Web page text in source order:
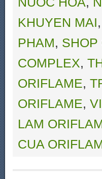
KHUYEN MAI,
PHAM, SHOP
COMPLEX,
ORIFLAME,
ORIFLAME,
LAM
CUA